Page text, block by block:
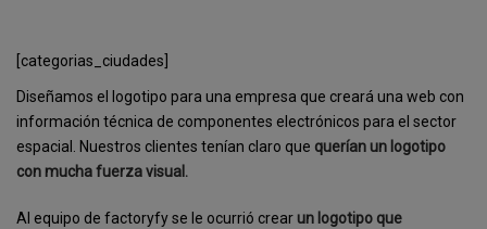
[categorias_ciudades]
Diseñamos el logotipo para una empresa que creará una web con
información técnica de componentes electrónicos para el sector
espacial. Nuestros clientes tenían claro que querían un logotipo
con mucha fuerza visual.
Al equipo de factoryfy se le ocurrió crear un logotipo que